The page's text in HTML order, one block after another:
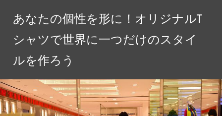
へ
ス
キ
あなたの個性を形に！オリジナルT
シャツで世界に一つだけのスタイ
ルを作ろう